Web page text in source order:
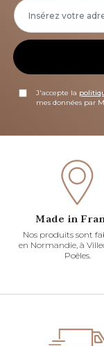
J'accepte la
mes données par
Made in
Nos produits sont
en Normandie, à
Poêles.